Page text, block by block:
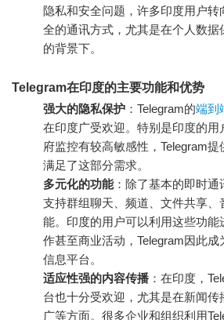
隐私和安全问题，许多印度用户转
全的通讯方式，尤其是在个人数据
的背景下。
Telegram在印度的主要功能和优势
强大的隐私保护 ：Telegram的端到
在印度广受欢迎。特别是印度的用
府监控有较高敏感性，Telegram
满足了这部分需求。
多元化的功能：除了基本的即时通
支持群组聊天、频道、文件共享、
能。印度的用户可以利用这些功
作甚至商业活动，Telegram因此
信息平台。
适应性强的内容传播 ：在印度，
台也十分受欢迎，尤其是在新闻传
广等方面。很多企业和组织利用